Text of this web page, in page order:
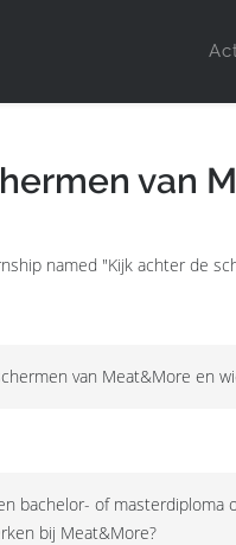
van
named "Kijk achter de
van Meat&More en
bachelor- of
bij Meat&More?